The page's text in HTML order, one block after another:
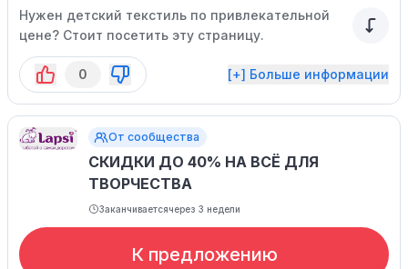
Нужен детский текстиль по привлекательной
цене? Стоит посетить эту страницу.
0 [+] Больше информации
От сообщества
СКИДКИ ДО 40% НА ВСЁ ДЛЯ
ТВОРЧЕСТВА
Заканчиваетсячерез 3 недели
К предложению